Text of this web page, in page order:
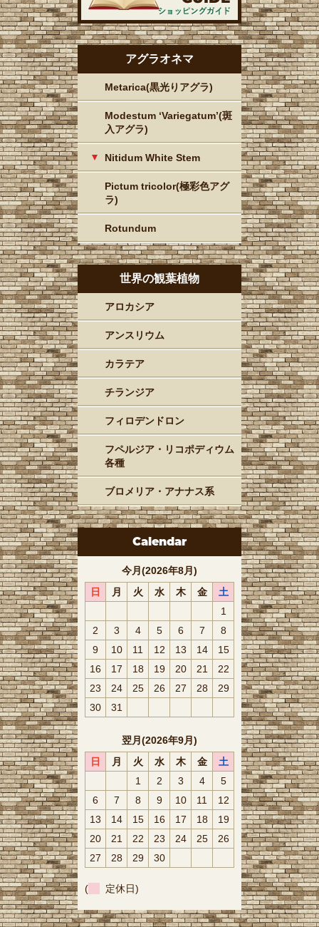
アグラオネマ
Metarica(黒光りアグラ)
Modestum ‘Variegatum’(斑
入アグラ)
Nitidum White Stem
Pictum tricolor(極彩色アグ
ラ)
Rotundum
世界の観葉植物
アロカシア
アンスリウム
カラテア
チランジア
フィロデンドロン
フペルジア・リコポディウム
各種
ブロメリア・アナナス系
Calendar
今月(2026年8月)
日
月 火 水 木 金
土
1
2
3 4 5 6 7
8
9
10 11 12 13 14
15
16
17 18 19 20 21
22
23
24 25 26 27 28
29
30
31
翌月(2026年9月)
日
月 火 水 木 金
土
1
2 3 4
5
6
7 8 9 10 11
12
13
14 15 16 17 18
19
20
21 22 23 24 25
26
27
28 29 30
( 定休日)